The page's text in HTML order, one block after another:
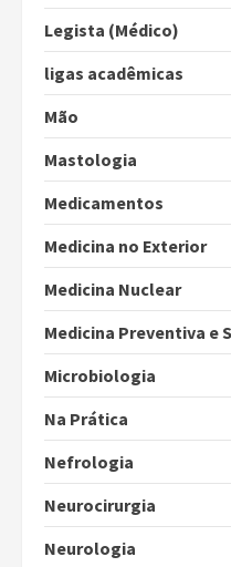
Legista (Médico)
ligas acadêmicas
Mão
Mastologia
Medicamentos
Medicina no Exterior
Medicina Nuclear
Medicina Preventiva e
Microbiologia
Na Prática
Nefrologia
Neurocirurgia
Neurologia